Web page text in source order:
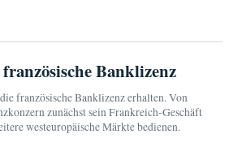
Banklizenz
französische Banklizenz erhalten. Von
zunächst sein Frankreich-Geschäft
westeuropäische Märkte bedienen.